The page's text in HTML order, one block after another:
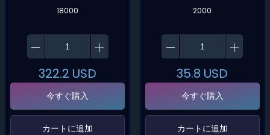
18000
322.2 USD
今すぐ購入
‌カートに追加‌
2000
35.8 USD
今すぐ購入
‌カートに追加‌